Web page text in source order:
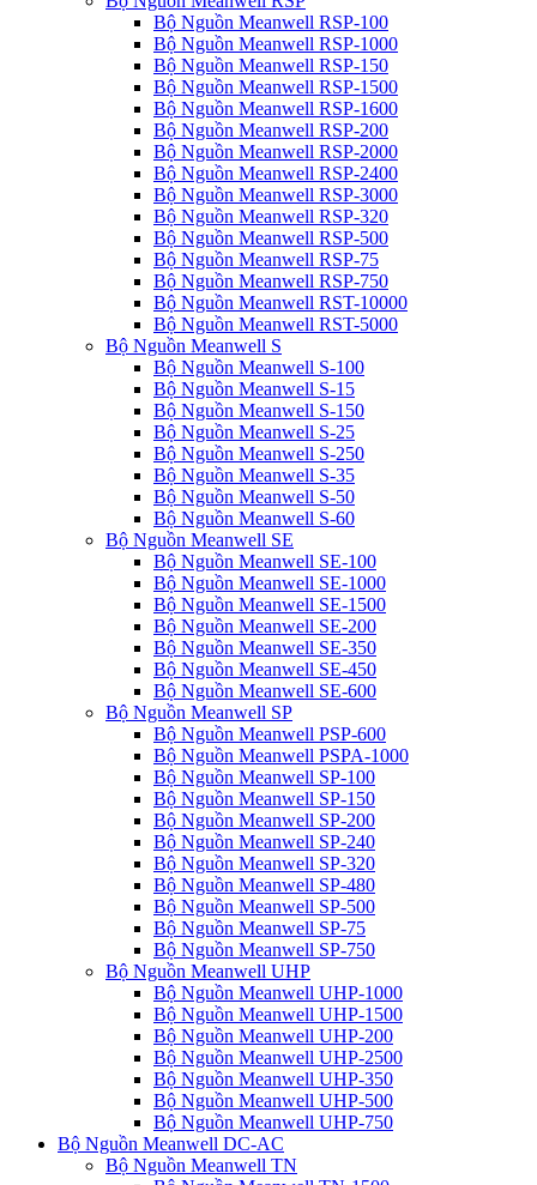
Bộ Nguồn Meanwell RSP-100
Bộ Nguồn Meanwell RSP-1000
Bộ Nguồn Meanwell RSP-150
Bộ Nguồn Meanwell RSP-1500
Bộ Nguồn Meanwell RSP-1600
Bộ Nguồn Meanwell RSP-200
Bộ Nguồn Meanwell RSP-2000
Bộ Nguồn Meanwell RSP-2400
Bộ Nguồn Meanwell RSP-3000
Bộ Nguồn Meanwell RSP-320
Bộ Nguồn Meanwell RSP-500
Bộ Nguồn Meanwell RSP-75
Bộ Nguồn Meanwell RSP-750
Bộ Nguồn Meanwell RST-10000
Bộ Nguồn Meanwell RST-5000
Bộ Nguồn Meanwell S
Bộ Nguồn Meanwell S-100
Bộ Nguồn Meanwell S-15
Bộ Nguồn Meanwell S-150
Bộ Nguồn Meanwell S-25
Bộ Nguồn Meanwell S-250
Bộ Nguồn Meanwell S-35
Bộ Nguồn Meanwell S-50
Bộ Nguồn Meanwell S-60
Bộ Nguồn Meanwell SE
Bộ Nguồn Meanwell SE-100
Bộ Nguồn Meanwell SE-1000
Bộ Nguồn Meanwell SE-1500
Bộ Nguồn Meanwell SE-200
Bộ Nguồn Meanwell SE-350
Bộ Nguồn Meanwell SE-450
Bộ Nguồn Meanwell SE-600
Bộ Nguồn Meanwell SP
Bộ Nguồn Meanwell PSP-600
Bộ Nguồn Meanwell PSPA-1000
Bộ Nguồn Meanwell SP-100
Bộ Nguồn Meanwell SP-150
Bộ Nguồn Meanwell SP-200
Bộ Nguồn Meanwell SP-240
Bộ Nguồn Meanwell SP-320
Bộ Nguồn Meanwell SP-480
Bộ Nguồn Meanwell SP-500
Bộ Nguồn Meanwell SP-75
Bộ Nguồn Meanwell SP-750
Bộ Nguồn Meanwell UHP
Bộ Nguồn Meanwell UHP-1000
Bộ Nguồn Meanwell UHP-1500
Bộ Nguồn Meanwell UHP-200
Bộ Nguồn Meanwell UHP-2500
Bộ Nguồn Meanwell UHP-350
Bộ Nguồn Meanwell UHP-500
Bộ Nguồn Meanwell UHP-750
Bộ Nguồn Meanwell DC-AC
Bộ Nguồn Meanwell TN